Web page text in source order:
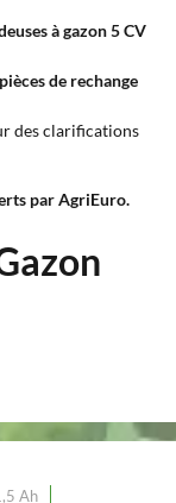
à gazon 5 CV
pièces de rechange
des clarifications
par AgriEuro.
Ah